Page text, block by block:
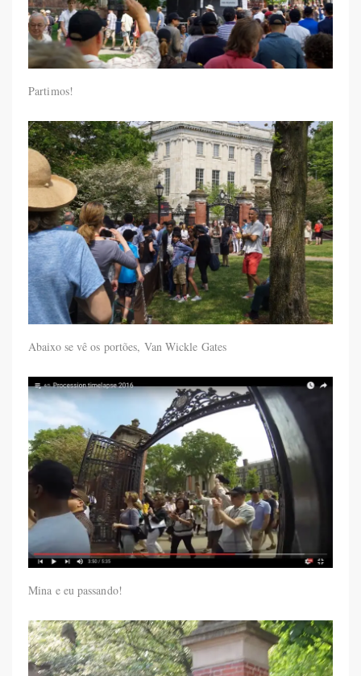
Partimos!
Abaixo se vê os portões, Van Wickle Gates
Mina e eu passando!